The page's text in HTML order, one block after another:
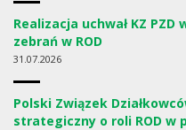
Realizacja uchwał KZ
zebrań w ROD
31 07.2026
Polski Związek
strategiczny o roli ROD